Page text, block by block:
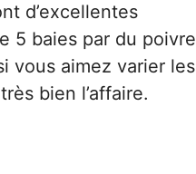
d’excellentes
5 baies par du poivre
vous aimez varier les
bien l’affaire.